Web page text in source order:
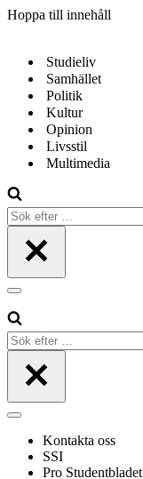
Hoppa till innehåll
Studieliv
Samhället
Politik
Kultur
Opinion
Livsstil
Multimedia
Sök
efter
Navigeringsmeny
Sök
efter
Navigeringsmeny
Kontakta oss
SSI
Pro Studentbladet